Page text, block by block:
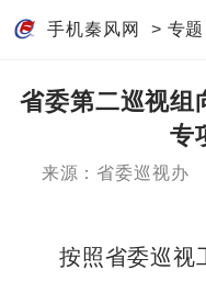
手机秦风网 > 专题
省委第二巡视组
专
来源：省委巡视办
按照省委巡视